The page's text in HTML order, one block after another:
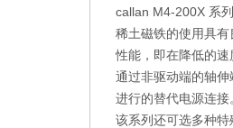
callan M4-200X 系
稀土磁铁的使用具
性能，即在降低的
通过非驱动端的轴
进行的替代电源连接
该系列还可选多种